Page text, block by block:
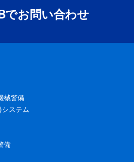
でお問い合わせ
械警備
ステム
備